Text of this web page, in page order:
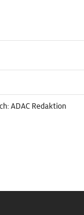
ADAC Redaktion